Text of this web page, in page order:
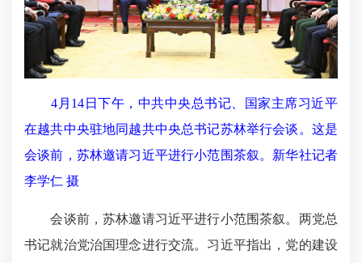
4月14日下午，中共中央总书记、国家主席习近平
在越共中央驻地同越共中央总书记苏林举行会谈。这是
会谈前，苏林邀请习近平进行小范围茶叙。新华社记者
李学仁 摄
会谈前，苏林邀请习近平进行小范围茶叙。两党总
书记就治党治国理念进行交流。习近平指出，党的建设